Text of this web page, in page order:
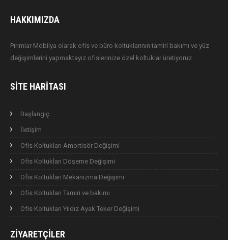
HAKKIMIZDA
Pırımlar Mobilya olarak ofis ve büro koltuklarının tamiri bakımı ve yüz
değişimlerini yapmaktayız.ofislerinize özel koltuklar üretiyoruz.
SITE HARITASI
Başlangıç
İletişim
Ofis Koltukları Amortisör Değişimi
Ofis Koltukları Döşeme Değişimi
Ofis Koltukları Mekanizma Değişimi
Ofis Koltukları Tamiri ve bakımı
Ofis Koltukları Yıldız Ayak Teker Değişimi
ZIYARETÇILER